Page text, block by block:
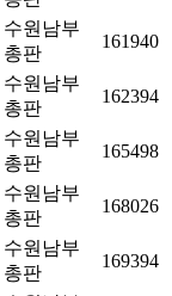
수원남부
총판
161940
수원남부
총판
162394
수원남부
총판
165498
수원남부
총판
168026
수원남부
총판
169394